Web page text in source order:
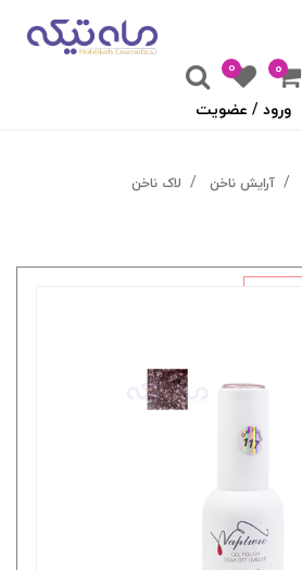
۰
0
ورود / عضویت
آرایش ناخن لاک ناخن